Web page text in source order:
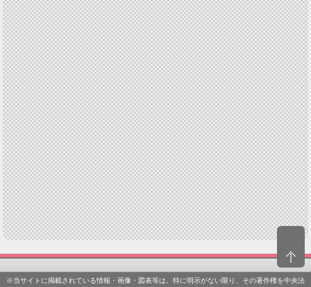
※当サイトに掲載されている情報・画像・図表等は、特に明示がない限り、その著作権を中央法